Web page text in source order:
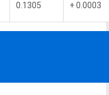
0.1305 + 0.0003